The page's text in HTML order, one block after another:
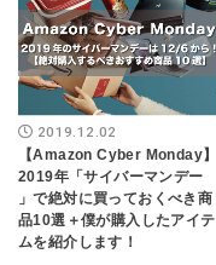
2019.12.02
【Amazon Cyber Monday】
2019年「サイバーマンデー
」で絶対に買っておくべき商
品10選＋僕が購入したアイテ
ムを紹介します！